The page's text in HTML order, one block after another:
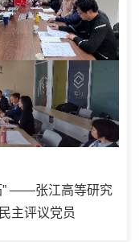
” ——张江高等研究
主评议党员